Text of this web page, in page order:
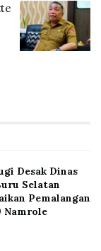
Desak Dinas
Selatan
Pemalangan
Namrole